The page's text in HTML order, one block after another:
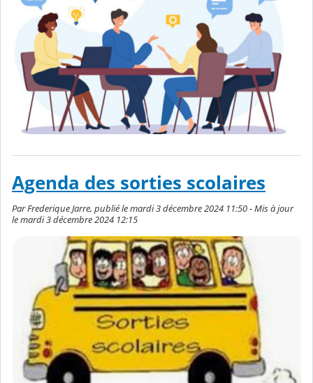
Agenda des sorties scolaires
Par Frederique Jarre, publié le mardi 3 décembre 2024 11:50 - Mis à jour
le mardi 3 décembre 2024 12:15